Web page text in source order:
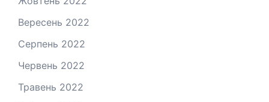
Вересень 2022
Серпень 2022
Червень 2022
Травень 2022